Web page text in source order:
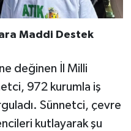
Maddi Destek
değinen İl Milli
972 kurumla iş
Sünnetci, çevre
kutlayarak şu